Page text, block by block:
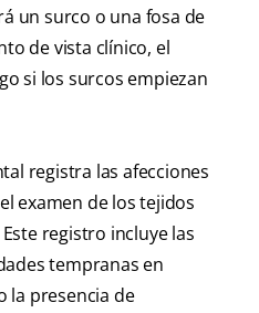
un surco o una fosa de
de vista clínico, el
si los surcos empiezan
registra las afecciones
examen de los tejidos
registro incluye las
tempranas en
la presencia de